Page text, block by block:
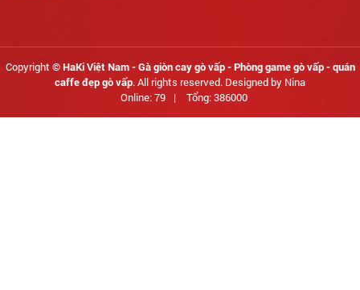
Copyright ©HaKi Việt Nam - Gà giòn cay gò vấp - Phòng game gò vấp - quán
caffe đẹp gò vấp. All rights reserved. Designed by Nina
Online: 79
| Tổng: 386000